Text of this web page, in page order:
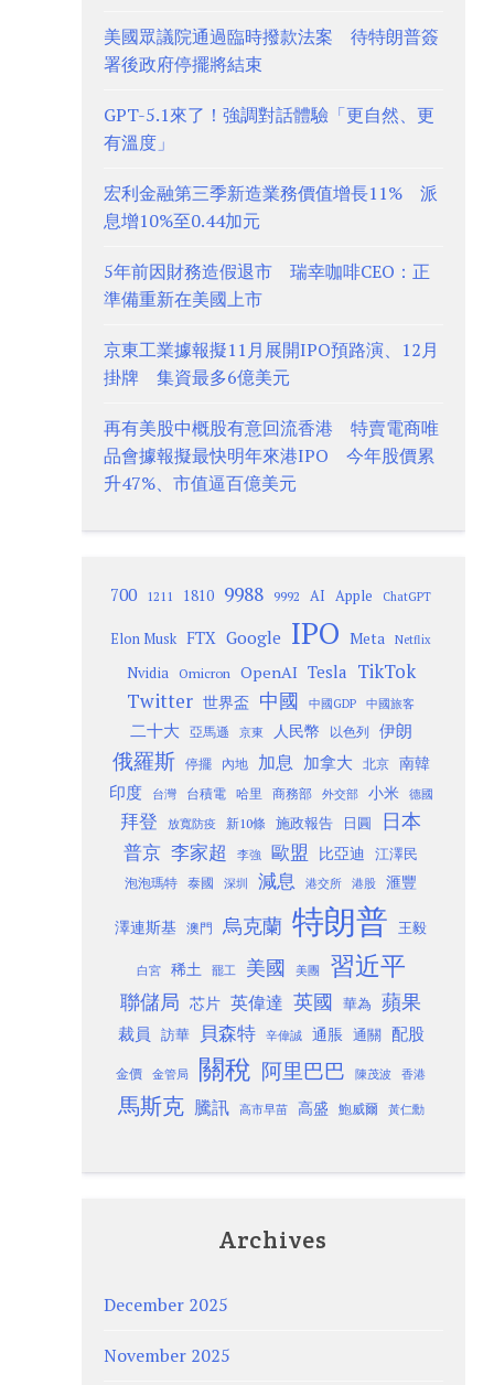
美國眾議院通過臨時撥款法案 待特朗普簽
署後政府停擺將結束
GPT-5.1來了！強調對話體驗「更自然、更
有溫度」
宏利金融第三季新造業務價值增長11% 派
息增10%至0.44加元
5年前因財務造假退市 瑞幸咖啡CEO：正
準備重新在美國上市
京東工業據報擬11月展開IPO預路演、12月
掛牌 集資最多6億美元
再有美股中概股有意回流香港 特賣電商唯
品會據報擬最快明年來港IPO 今年股價累
升47%、市值逼百億美元
700 1211 1810 9988 9992 AI Apple ChatGPT
Elon Musk FTX Google IPO Meta Netflix
Nvidia Omicron OpenAI Tesla TikTok
Twitter 世界盃 中國 中國GDP 中國旅客
二十大 亞馬遜 京東 人民幣 以色列 伊朗
俄羅斯 停擺 內地 加息 加拿大 北京
南韓
印度
台灣 台積電 哈里 商務部 外交部 小米 德國
拜登 放寬防疫 新10條 施政報告 日圓 日本
普京 李家超 李強 歐盟 比亞迪 江澤民
泡泡瑪特 泰國 深圳 減息 港交所 港股 滙豐
澤連斯基 澳門 烏克蘭 特朗普 王毅
白宮 稀土 罷工 美國 美團 習近平
聯儲局 芯片 英偉達 英國 華為 蘋果
裁員 訪華 貝森特 辛偉誠 通脹 通關 配股
金價 金管局 關稅 阿里巴巴 陳茂波 香港
馬斯克 騰訊 高市早苗 高盛 鮑威爾 黃仁勳
Archives
December 2025
November 2025